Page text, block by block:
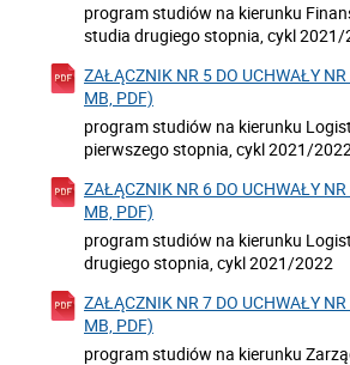
program studiów na kierunku
studia drugiego stopnia, cykl
ZAŁĄCZNIK NR 5 DO UCHWAŁY
MB, PDF)
program studiów na kierunku
pierwszego stopnia, cykl 2021/
ZAŁĄCZNIK NR 6 DO UCHWAŁY
MB, PDF)
program studiów na kierunku
drugiego stopnia, cykl 2021/2022
ZAŁĄCZNIK NR 7 DO UCHWAŁY
MB, PDF)
program studiów na kierunku